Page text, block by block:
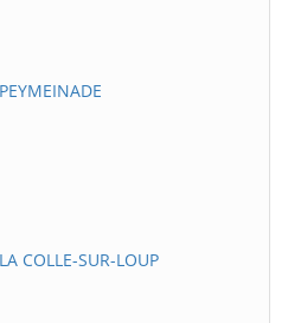
COLLE-SUR-LOUP